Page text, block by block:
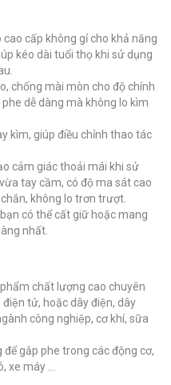
cấp không gỉ cho khả năng
kéo dài tuổi thọ khi sử dụng
chống mài mòn cho độ chính
dễ dàng mà không lo kìm
kìm, giúp điều chỉnh thao tác
cảm giác thoải mái khi sử
tay cầm, có độ ma sát cao
không lo trơn trượt.
có thể cất giữ hoặc mang
nhất.
chất lượng cao chuyên
tử, hoặc dây điện, dây
công nghiệp, cơ khí, sữa
gắp phe trong các động cơ,
xe máy …